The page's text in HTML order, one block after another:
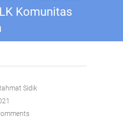
Komunitas
Sidik